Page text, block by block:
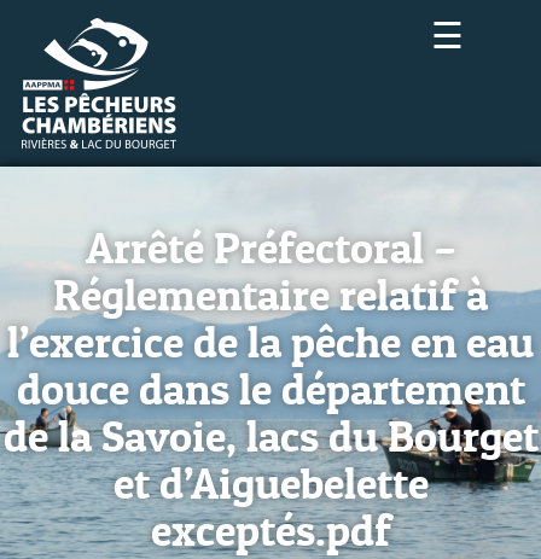
☰
Arrêté Préfectoral –
Réglementaire relatif à
l’exercice de la pêche en eau
douce dans le département
de la Savoie, lacs du Bourget
et d’Aiguebelette
exceptés.pdf